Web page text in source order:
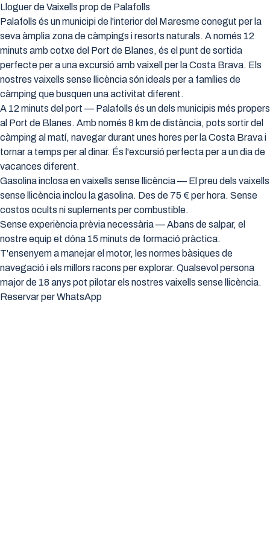
Lloguer de Vaixells prop de Palafolls
Palafolls és un municipi de l'interior del Maresme conegut per la
seva àmplia zona de càmpings i resorts naturals. A només 12
minuts amb cotxe del Port de Blanes, és el punt de sortida
perfecte per a una excursió amb vaixell per la Costa Brava. Els
nostres vaixells sense llicència són ideals per a famílies de
càmping que busquen una activitat diferent.
A 12 minuts del port — Palafolls és un dels municipis més propers
al Port de Blanes. Amb només 8 km de distància, pots sortir del
càmping al matí, navegar durant unes hores per la Costa Brava i
tornar a temps per al dinar. És l'excursió perfecta per a un dia de
vacances diferent.
Gasolina inclosa en vaixells sense llicència — El preu dels vaixells
sense llicència inclou la gasolina. Des de 75 € per hora. Sense
costos ocults ni suplements per combustible.
Sense experiència prèvia necessària — Abans de salpar, el
nostre equip et dóna 15 minuts de formació pràctica.
T'ensenyem a manejar el motor, les normes bàsiques de
navegació i els millors racons per explorar. Qualsevol persona
major de 18 anys pot pilotar els nostres vaixells sense llicència.
Reservar per WhatsApp